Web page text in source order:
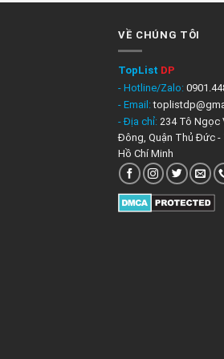
VỀ CHÚNG TÔI
TopList DP
- Hotline/Zalo:
- Email:
- Địa chỉ: 234 Tô Ngọc
Đông, Quận Thủ Đức -
Hồ Chí Minh